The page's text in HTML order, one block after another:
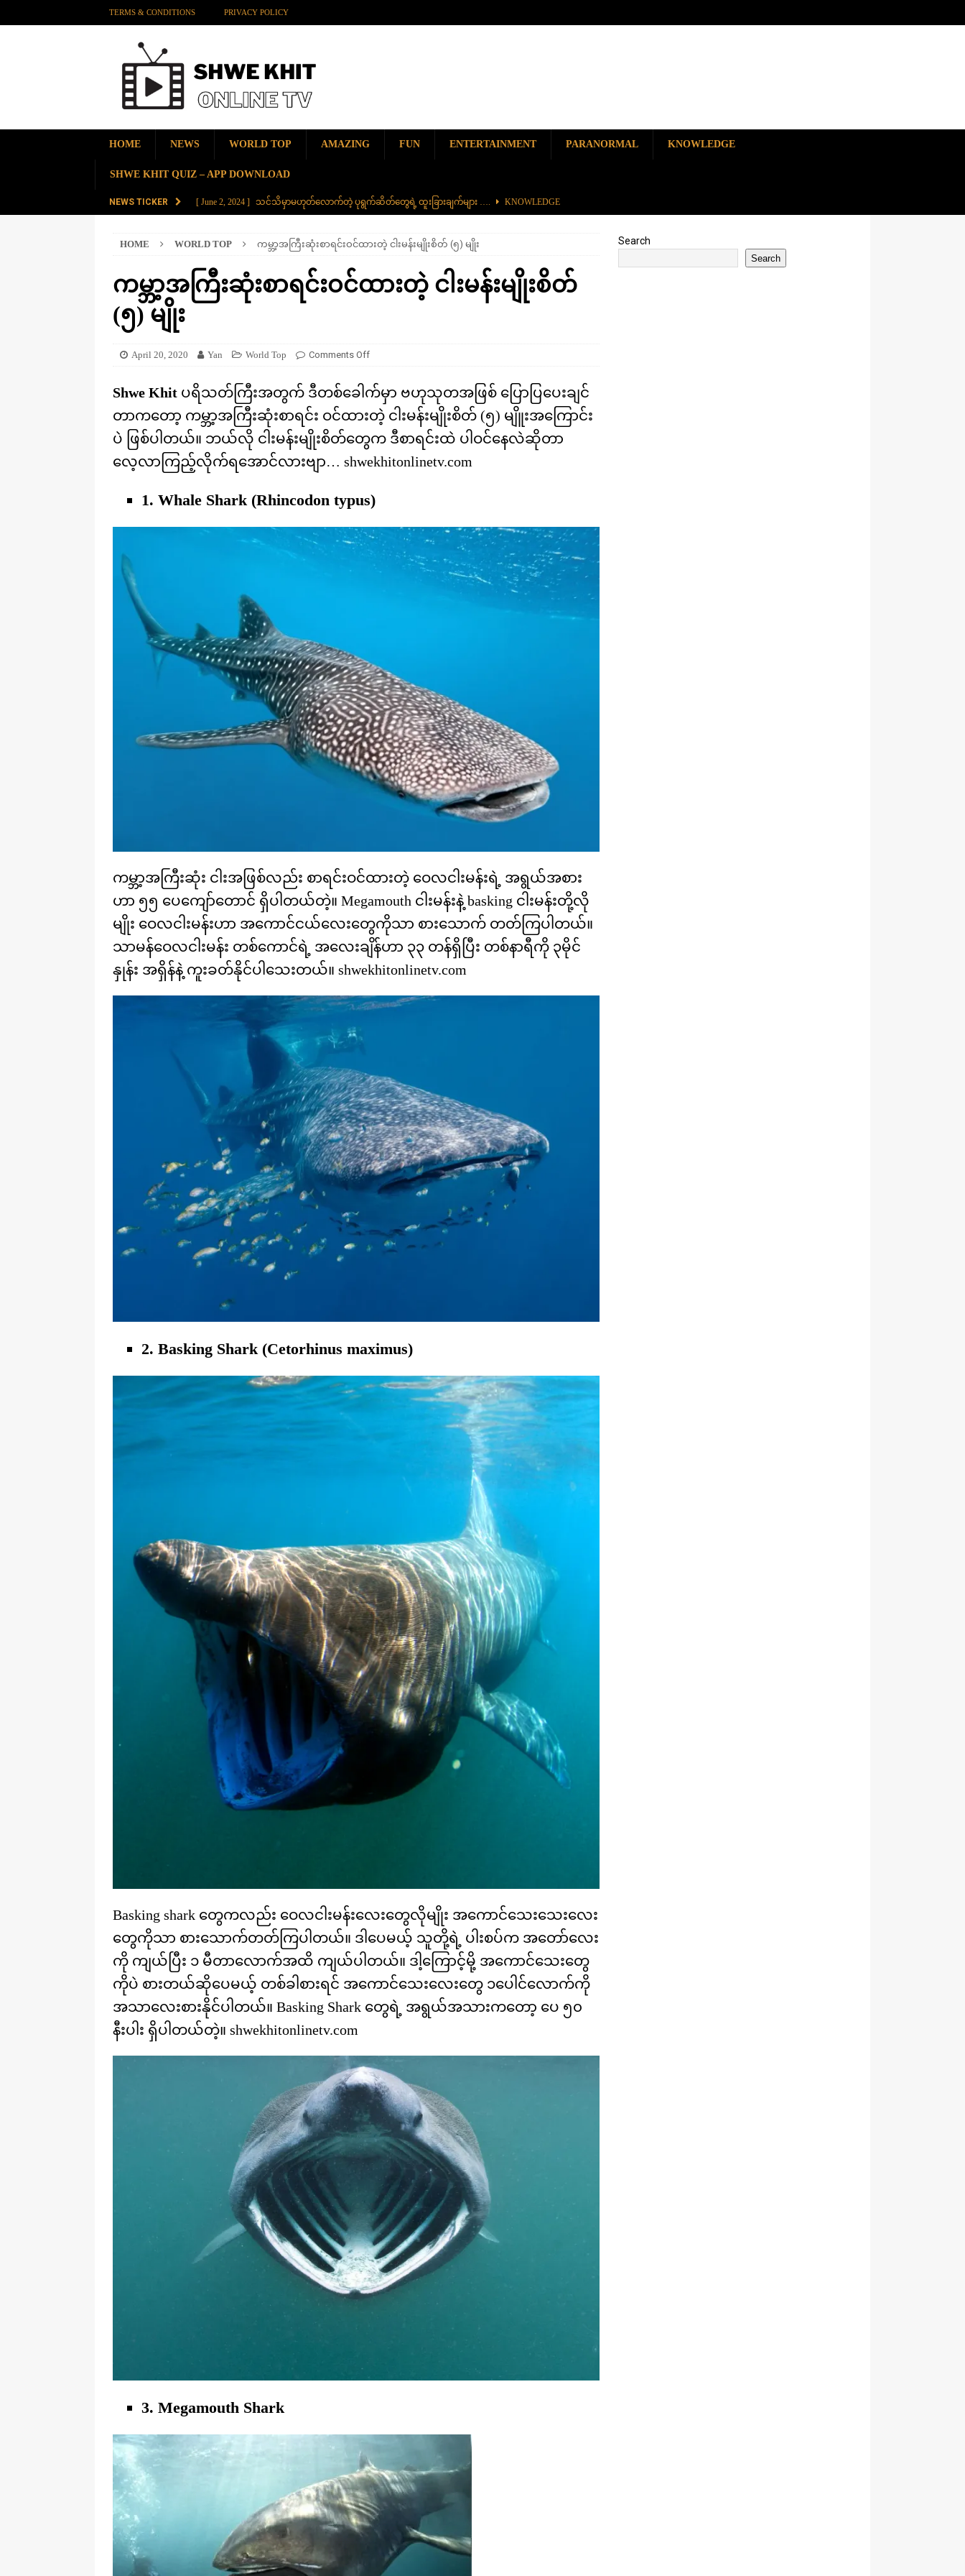
TERMS & CONDITIONS PRIVACY POLICY
HOME NEWS WORLD TOP AMAZING FUN ENTERTAINMENT PARANORMAL KNOWLEDGE
SHWE KHIT QUIZ – APP DOWNLOAD
NEWS TICKER [ June 2, 2024 ] သင်သိမှာမဟုတ်လောက်တဲ့ ပုရွက်ဆိတ်တွေရဲ့ ထူးခြားချက်များ …. KNOWLEDGE
[ November 28, 2023 ] ကမ္ဘာပေါ်မှာ တစ်ခုတည်းရှိတဲ့ စိတ်ကူးယဉ်ဆန်ဆန် ရေအောက်ပန်းခြံ AMAZING
[ November 28, 2023 ] တွဲပေါင်း (၆၀၀) ကျော်နဲ့ ကမ္ဘာ့အရှည်ဆုံး မီးရထားကြီး KNOWLEDGE
KNOWLEDGE
HOME WORLD TOP ကမ္ဘာ့အကြီးဆုံးစာရင်းဝင်ထားတဲ့ ငါးမန်းမျိုးစိတ် (၅) မျိုး
ကမ္ဘာ့အကြီးဆုံးစာရင်းဝင်ထားတဲ့ ငါးမန်းမျိုးစိတ်
(၅) မျိုး
April 20, 2020 Yan World Top Comments Off
Shwe Khit ပရိသတ်ကြီးအတွက် ဒီတစ်ခေါက်မှာ ဗဟုသုတအဖြစ် ပြောပြပေးချင်
တာကတော့ ကမ္ဘာ့အကြီးဆုံးစာရင်း ဝင်ထားတဲ့ ငါးမန်းမျိုးစိတ် (၅) မျိူးအကြောင်း
ပဲ ဖြစ်ပါတယ်။ ဘယ်လို ငါးမန်းမျိုးစိတ်တွေက ဒီစာရင်းထဲ ပါဝင်နေလဲဆိုတာ
လေ့လာကြည့်လိုက်ရအောင်လားဗျာ… shwekhitonlinetv.com
1. Whale Shark (Rhincodon typus)
ကမ္ဘာ့အကြီးဆုံး ငါးအဖြစ်လည်း စာရင်းဝင်ထားတဲ့ ဝေလငါးမန်းရဲ့ အရွယ်အစား
ဟာ ၅၅ ပေကျော်တောင် ရှိပါတယ်တဲ့။ Megamouth ငါးမန်းနဲ့ basking ငါးမန်းတို့လို
မျိုး ဝေလငါးမန်းဟာ အကောင်ငယ်လေးတွေကိုသာ စားသောက် တတ်ကြပါတယ်။
သာမန်ဝေလငါးမန်း တစ်ကောင်ရဲ့ အလေးချိန်ဟာ ၃၃ တန်ရှိပြီး တစ်နာရီကို ၃မိုင်
နှုန်း အရှိန်နဲ့ ကူးခတ်နိုင်ပါသေးတယ်။ shwekhitonlinetv.com
2. Basking Shark (Cetorhinus maximus)
Basking shark တွေကလည်း ဝေလငါးမန်းလေးတွေလိုမျိုး အကောင်သေးသေးလေး
တွေကိုသာ စားသောက်တတ်ကြပါတယ်။ ဒါပေမယ့် သူတို့ရဲ့ ပါးစပ်က အတော်လေး
ကို ကျယ်ပြီး ၁ မီတာလောက်အထိ ကျယ်ပါတယ်။ ဒါ့ကြောင့်မို့ အကောင်သေးတွေ
ကိုပဲ စားတယ်ဆိုပေမယ့် တစ်ခါစားရင် အကောင်သေးလေးတွေ ၁ပေါင်လောက်ကို
အသာလေးစားနိုင်ပါတယ်။ Basking Shark တွေရဲ့ အရွယ်အသားကတော့ ပေ ၅၀
နီးပါး ရှိပါတယ်တဲ့။ shwekhitonlinetv.com
3. Megamouth Shark
Search
Search